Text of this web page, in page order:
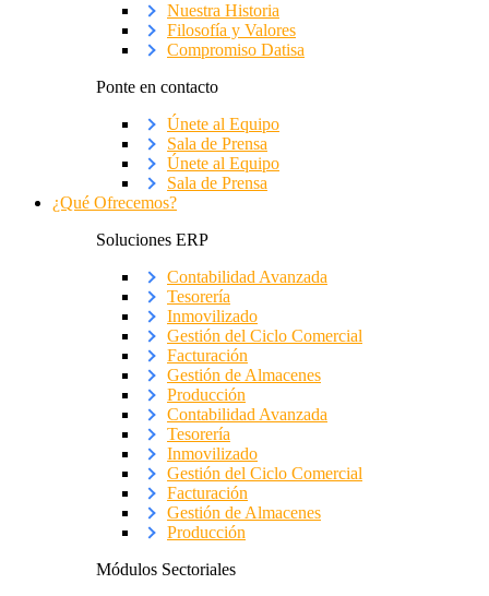
Nuestra Historia
Filosofía y Valores
Compromiso Datisa
Ponte en contacto
Únete al Equipo
Sala de Prensa
Únete al Equipo
Sala de Prensa
¿Qué Ofrecemos?
Soluciones ERP
Contabilidad Avanzada
Tesorería
Inmovilizado
Gestión del Ciclo Comercial
Facturación
Gestión de Almacenes
Producción
Contabilidad Avanzada
Tesorería
Inmovilizado
Gestión del Ciclo Comercial
Facturación
Gestión de Almacenes
Producción
Módulos Sectoriales